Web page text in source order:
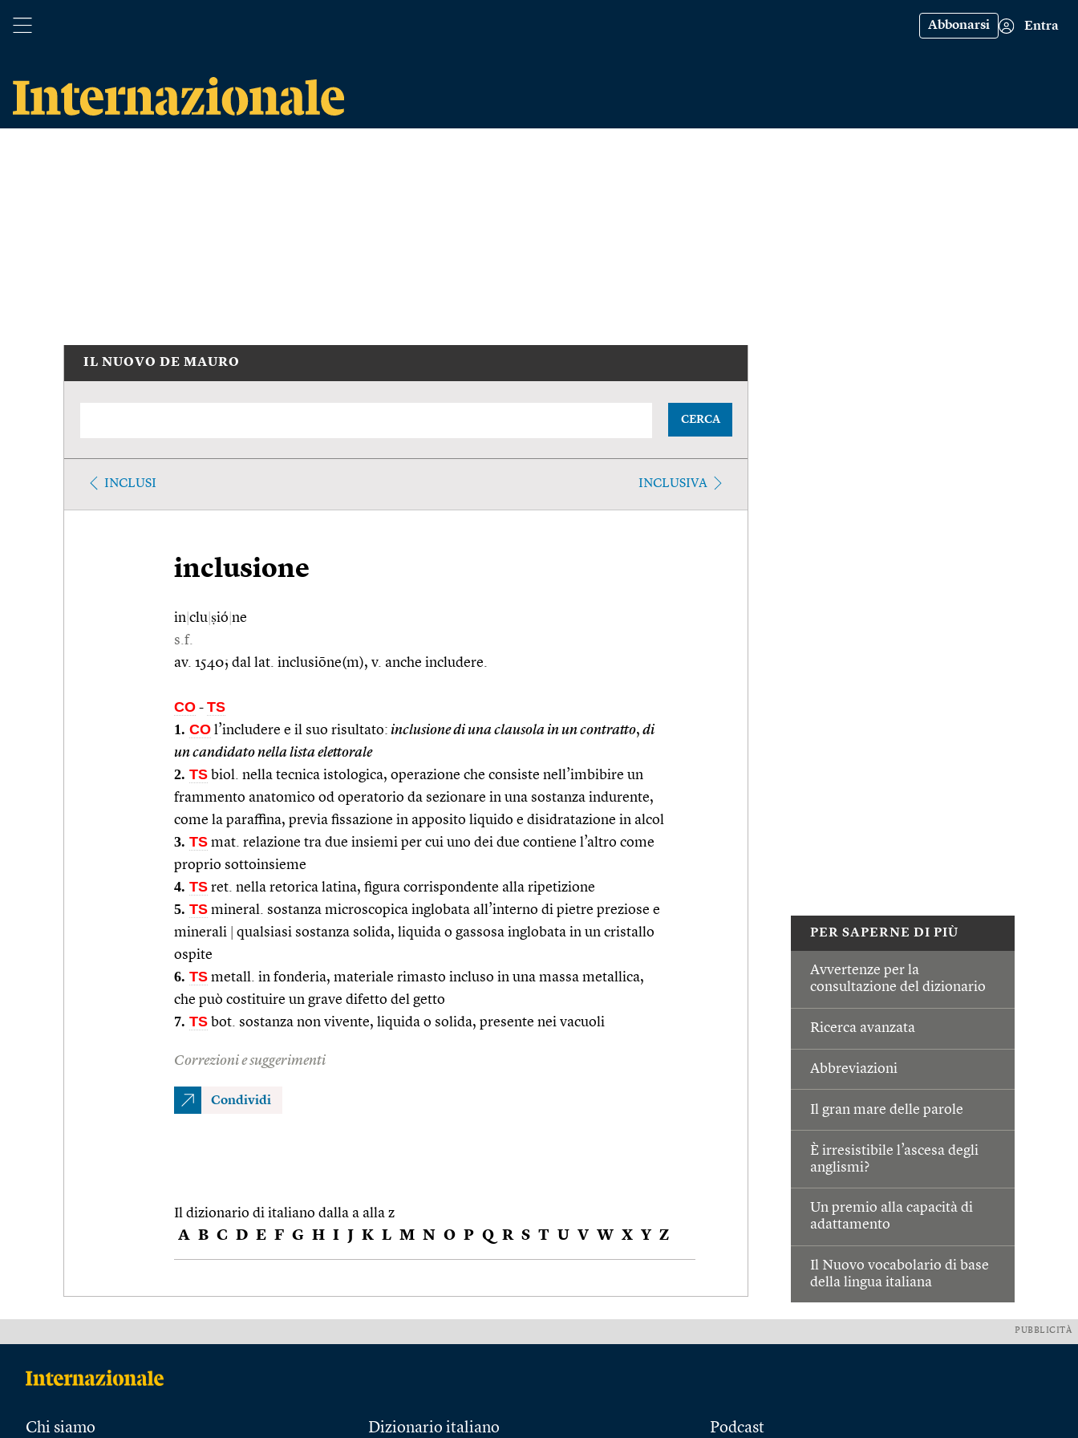
Abbonarsi Entra
PER SAPERNE DI PIÙ
Avvertenze per la
consultazione del dizionario
Ricerca avanzata
Abbreviazioni
Il gran mare delle parole
È irresistibile l’ascesa degli
anglismi?
Un premio alla capacità di
adattamento
Il Nuovo vocabolario di base
della lingua italiana
IL NUOVO DE MAURO
CERCA
INCLUSI INCLUSIVA
inclusione
in clu ṣió ne
s.f.
av. 1540; dal lat. inclusiōne(m), v. anche includere.
CO - TS
1. CO l’includere e il suo risultato: inclusione di una clausola in un contratto, di
un candidato nella lista elettorale
2. TS biol. nella tecnica istologica, operazione che consiste nell’imbibire un
frammento anatomico od operatorio da sezionare in una sostanza indurente,
come la paraffina, previa fissazione in apposito liquido e disidratazione in alcol
3. TS mat. relazione tra due insiemi per cui uno dei due contiene l’altro come
proprio sottoinsieme
4. TS ret. nella retorica latina, figura corrispondente alla ripetizione
5. TS mineral. sostanza microscopica inglobata all’interno di pietre preziose e
minerali
qualsiasi sostanza solida, liquida o gassosa inglobata in un cristallo
ospite
6. TS metall. in fonderia, materiale rimasto incluso in una massa metallica,
che può costituire un grave difetto del getto
7. TS bot. sostanza non vivente, liquida o solida, presente nei vacuoli
Correzioni e suggerimenti
Condividi
Il dizionario di italiano dalla a alla z
A B C D E F G H I J K L M N O P Q R S T U V W X Y Z
PUBBLICITÀ
Chi siamo Dizionario italiano Podcast